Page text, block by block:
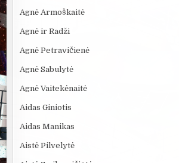
Agnė Armoškaitė
Agnė ir Radži
Agnė Petravičienė
Agnė Sabulytė
Agnė Vaitekėnaitė
Aidas Giniotis
Aidas Manikas
Aistė Pilvelytė